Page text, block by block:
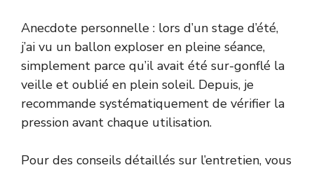
Anecdote personnelle : lors d’un stage d’été,
j’ai vu un ballon exploser en pleine séance,
simplement parce qu’il avait été sur-gonflé la
veille et oublié en plein soleil. Depuis, je
recommande systématiquement de vérifier la
pression avant chaque utilisation.
Pour des conseils détaillés sur l’entretien, vous